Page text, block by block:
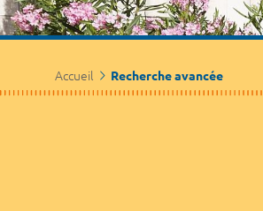
Accueil Recherche avancée